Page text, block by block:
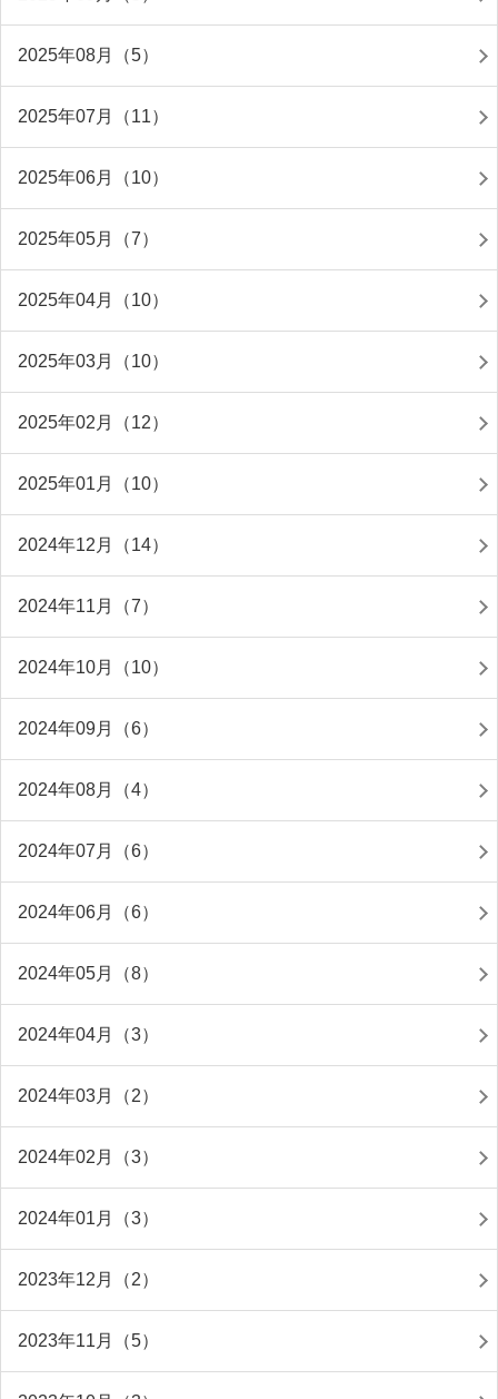
2025年08月（5）
2025年07月（11）
2025年06月（10）
2025年05月（7）
2025年04月（10）
2025年03月（10）
2025年02月（12）
2025年01月（10）
2024年12月（14）
2024年11月（7）
2024年10月（10）
2024年09月（6）
2024年08月（4）
2024年07月（6）
2024年06月（6）
2024年05月（8）
2024年04月（3）
2024年03月（2）
2024年02月（3）
2024年01月（3）
2023年12月（2）
2023年11月（5）